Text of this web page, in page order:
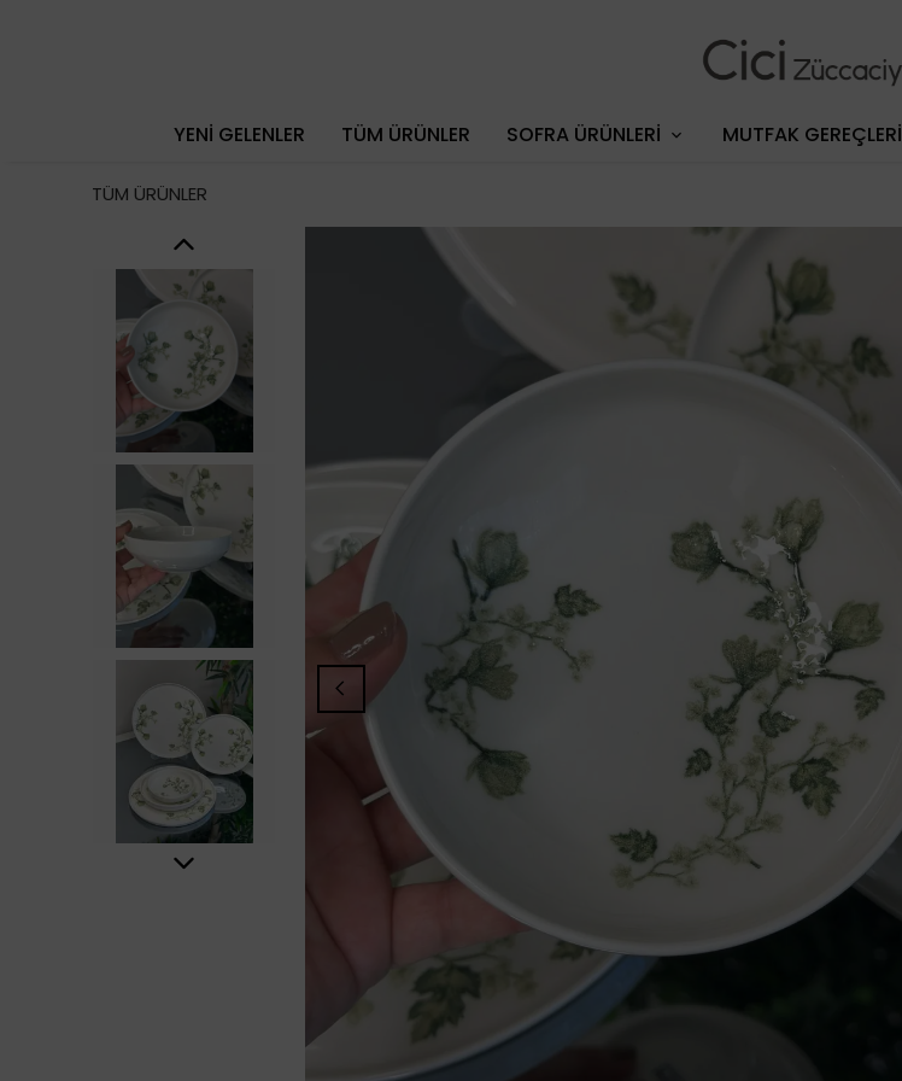
YENİ GELENLER TÜM ÜRÜNLER SOFRA ÜRÜNLERİ MUTFAK GEREÇLERİ
TÜM ÜRÜNLER